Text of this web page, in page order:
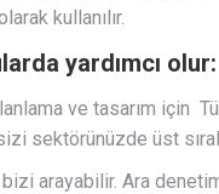
kullanılır.
yardımcı olur:
ve tasarım için
sektörünüzde üst
arayabilir. Ara